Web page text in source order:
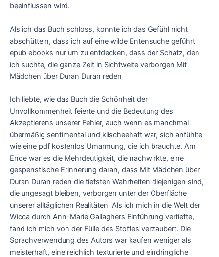
beeinflussen wird.
Als ich das Buch schloss, konnte ich das Gefühl nicht
abschütteln, dass ich auf eine wilde Entensuche geführt
epub ebooks nur um zu entdecken, dass der Schatz, den
ich suchte, die ganze Zeit in Sichtweite verborgen Mit
Mädchen über Duran Duran reden
Ich liebte, wie das Buch die Schönheit der
Unvollkommenheit feierte und die Bedeutung des
Akzeptierens unserer Fehler, auch wenn es manchmal
übermäßig sentimental und klischeehaft war, sich anfühlte
wie eine pdf kostenlos Umarmung, die ich brauchte. Am
Ende war es die Mehrdeutigkeit, die nachwirkte, eine
gespenstische Erinnerung daran, dass Mit Mädchen über
Duran Duran reden die tiefsten Wahrheiten diejenigen sind,
die ungesagt bleiben, verborgen unter der Oberfläche
unserer alltäglichen Realitäten. Als ich mich in die Welt der
Wicca durch Ann-Marie Gallaghers Einführung vertiefte,
fand ich mich von der Fülle des Stoffes verzaubert. Die
Sprachverwendung des Autors war kaufen weniger als
meisterhaft, eine reichlich texturierte und eindringliche